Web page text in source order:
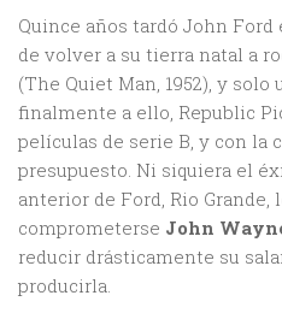
Quince años tardó John
de volver a su tierra natal a
(The Quiet Man, 1952), y solo
finalmente a ello, Republic
películas de serie B, y con la
presupuesto. Ni siquiera el
anterior de Ford, Rio Grande,
comprometerse John
reducir drásticamente su
producirla.